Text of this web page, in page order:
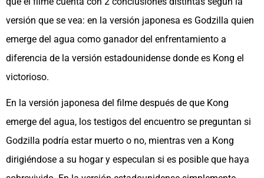
versión que se vea: en la versión japonesa es Godzilla quien
emerge del agua como ganador del enfrentamiento a
diferencia de la versión estadounidense donde es Kong el
victorioso.
En la versión japonesa del filme después de que Kong
emerge del agua, los testigos del encuentro se preguntan si
Godzilla podría estar muerto o no, mientras ven a Kong
dirigiéndose a su hogar y especulan si es posible que haya